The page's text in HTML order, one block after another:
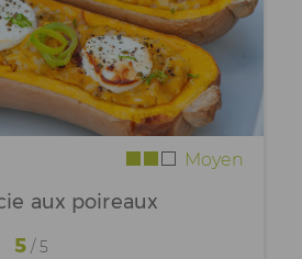
Moyen
aux poireaux
5/ 5